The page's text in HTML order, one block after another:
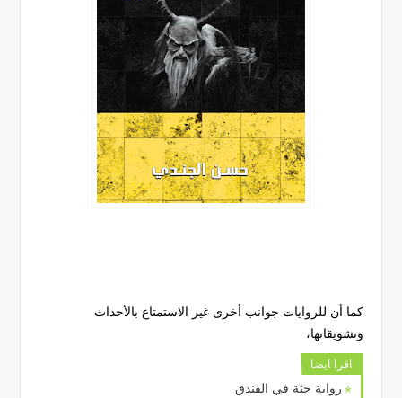
كما أن للروايات جوانب أخرى غير الاستمتاع بالأحداث
وتشويقاتها،
اقرا ايضا
رواية جثة في الفندق